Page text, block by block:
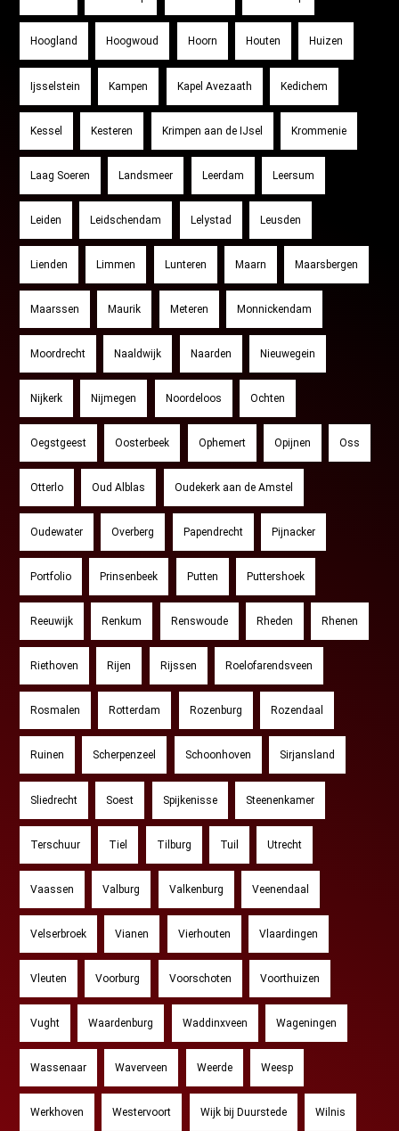
Hoogland Hoogwoud Hoorn Houten Huizen
Ijsselstein Kampen Kapel Avezaath Kedichem
Kessel Kesteren Krimpen aan de IJsel Krommenie
Laag Soeren Landsmeer Leerdam Leersum
Leiden Leidschendam Lelystad Leusden
Lienden Limmen Lunteren Maarn Maarsbergen
Maarssen Maurik Meteren Monnickendam
Moordrecht Naaldwijk Naarden Nieuwegein
Nijkerk Nijmegen Noordeloos Ochten
Oegstgeest Oosterbeek Ophemert Opijnen Oss
Otterlo Oud Alblas Oudekerk aan de Amstel
Oudewater Overberg Papendrecht Pijnacker
Portfolio Prinsenbeek Putten Puttershoek
Reeuwijk Renkum Renswoude Rheden Rhenen
Riethoven Rijen Rijssen Roelofarendsveen
Rosmalen Rotterdam Rozenburg Rozendaal
Ruinen Scherpenzeel Schoonhoven Sirjansland
Sliedrecht Soest Spijkenisse Steenenkamer
Terschuur Tiel Tilburg Tuil Utrecht
Vaassen Valburg Valkenburg Veenendaal
Velserbroek Vianen Vierhouten Vlaardingen
Vleuten Voorburg Voorschoten Voorthuizen
Vught Waardenburg Waddinxveen Wageningen
Wassenaar Waverveen Weerde Weesp
Werkhoven Westervoort Wijk bij Duurstede Wilnis